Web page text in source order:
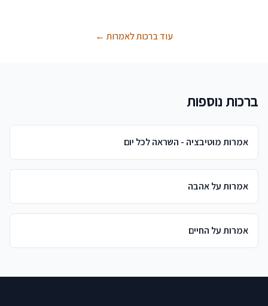
עוד ברכות לאמרות ←
ברכות נוספות
אמרות מוטיבציה - השראה לכל יום
אמרות על אהבה
אמרות על החיים